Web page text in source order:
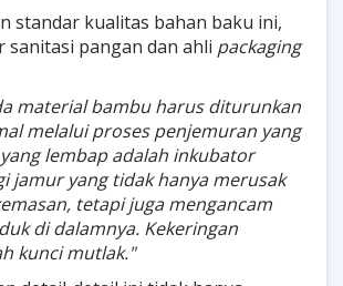
standar kualitas bahan baku ini,
sanitasi pangan dan ahli packaging
material bambu harus diturunkan
melalui proses penjemuran yang
lembap adalah inkubator
jamur yang tidak hanya merusak
tetapi juga mengancam
di dalamnya. Kekeringan
kunci mutlak."